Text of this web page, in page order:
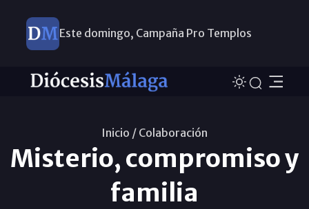
Este domingo, Campaña Pro Templos
Inicio / Colaboración
Misterio, compromiso y
familia